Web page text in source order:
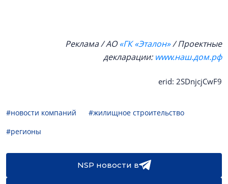
Реклама / АО«ГК «Эталон»/ Проектные
декларации: www.наш.дом.рф
erid: 2SDnjcjCwF9
#новости компаний
#жилищное строительство
#регионы
NSP новости в